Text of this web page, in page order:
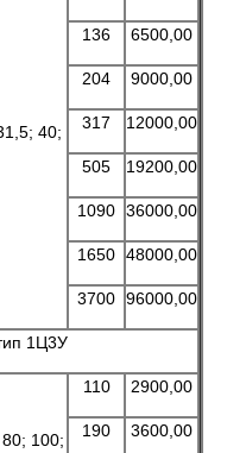
40;
136 6500,00
204 9000,00
317 12000,00
505 19200,00
1090 36000,00
1650 48000,00
3700 96000,00
1Ц3У
100;
110 2900,00
190 3600,00